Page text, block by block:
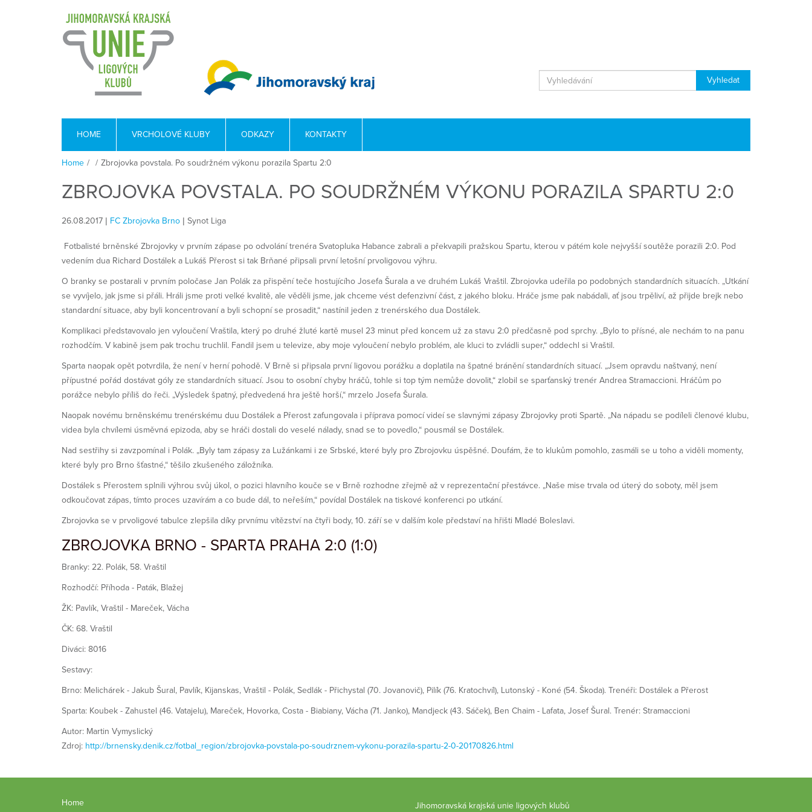
HOME VRCHOLOVÉ KLUBY ODKAZY KONTAKTY
Home / / Zbrojovka povstala. Po soudržném výkonu porazila Spartu 2:0
ZBROJOVKA POVSTALA. PO SOUDRŽNÉM VÝKONU PORAZILA SPARTU 2:0
26.08.2017 | FC Zbrojovka Brno | Synot Liga
Fotbalisté brněnské Zbrojovky v prvním zápase po odvolání trenéra Svatopluka Habance zabrali a překvapili pražskou Spartu, kterou v pátém kole nejvyšší soutěže porazili 2:0. Pod
vedením dua Richard Dostálek a Lukáš Přerost si tak Brňané připsali první letošní prvoligovou výhru.
O branky se postarali v prvním poločase Jan Polák za přispění teče hostujícího Josefa Šurala a ve druhém Lukáš Vraštil. Zbrojovka udeřila po podobných standardních situacích. „Utkání
se vyvíjelo, jak jsme si přáli. Hráli jsme proti velké kvalitě, ale věděli jsme, jak chceme vést defenzivní část, z jakého bloku. Hráče jsme pak nabádali, ať jsou trpěliví, až přijde brejk nebo
standardní situace, aby byli koncentrovaní a byli schopní se prosadit,“ nastínil jeden z trenérského dua Dostálek.
Komplikaci představovalo jen vyloučení Vraštila, který po druhé žluté kartě musel 23 minut před koncem už za stavu 2:0 předčasně pod sprchy. „Bylo to přísné, ale nechám to na panu
rozhodčím. V kabině jsem pak trochu truchlil. Fandil jsem u televize, aby moje vyloučení nebylo problém, ale kluci to zvládli super,“ oddechl si Vraštil.
Sparta naopak opět potvrdila, že není v herní pohodě. V Brně si připsala první ligovou porážku a doplatila na špatné bránění standardních situací. „Jsem opravdu naštvaný, není
přípustné pořád dostávat góly ze standardních situací. Jsou to osobní chyby hráčů, tohle si top tým nemůže dovolit,“ zlobil se sparťanský trenér Andrea Stramaccioni. Hráčům po
porážce nebylo příliš do řeči. „Výsledek špatný, předvedená hra ještě horší,“ mrzelo Josefa Šurala.
Naopak novému brněnskému trenérskému duu Dostálek a Přerost zafungovala i příprava pomocí videí se slavnými zápasy Zbrojovky proti Spartě. „Na nápadu se podíleli členové klubu,
videa byla chvílemi úsměvná epizoda, aby se hráči dostali do veselé nálady, snad se to povedlo,“ pousmál se Dostálek.
Nad sestřihy si zavzpomínal i Polák. „Byly tam zápasy za Lužánkami i ze Srbské, které byly pro Zbrojovku úspěšné. Doufám, že to klukům pomohlo, zasmáli se u toho a viděli momenty,
které byly pro Brno šťastné,“ těšilo zkušeného záložníka.
Dostálek s Přerostem splnili výhrou svůj úkol, o pozici hlavního kouče se v Brně rozhodne zřejmě až v reprezentační přestávce. „Naše mise trvala od úterý do soboty, měl jsem
odkoučovat zápas, tímto proces uzavírám a co bude dál, to neřeším,“ povídal Dostálek na tiskové konferenci po utkání.
Zbrojovka se v prvoligové tabulce zlepšila díky prvnímu vítězství na čtyři body, 10. září se v dalším kole představí na hřišti Mladé Boleslavi.
ZBROJOVKA BRNO - SPARTA PRAHA 2:0 (1:0)
Branky: 22. Polák, 58. Vraštil
Rozhodčí: Příhoda - Paták, Blažej
ŽK: Pavlík, Vraštil - Mareček, Vácha
ČK: 68. Vraštil
Diváci: 8016
Sestavy:
Brno: Melichárek - Jakub Šural, Pavlík, Kijanskas, Vraštil - Polák, Sedlák - Přichystal (70. Jovanovič), Pilík (76. Kratochvíl), Lutonský - Koné (54. Škoda). Trenéři: Dostálek a Přerost
Sparta: Koubek - Zahustel (46. Vatajelu), Mareček, Hovorka, Costa - Biabiany, Vácha (71. Janko), Mandjeck (43. Sáček), Ben Chaim - Lafata, Josef Šural. Trenér: Stramaccioni
Autor: Martin Vymyslický
Zdroj: http://brnensky.denik.cz/fotbal_region/zbrojovka-povstala-po-soudrznem-vykonu-porazila-spartu-2-0-20170826.html
Home Jihomoravská krajská unie ligových klubů